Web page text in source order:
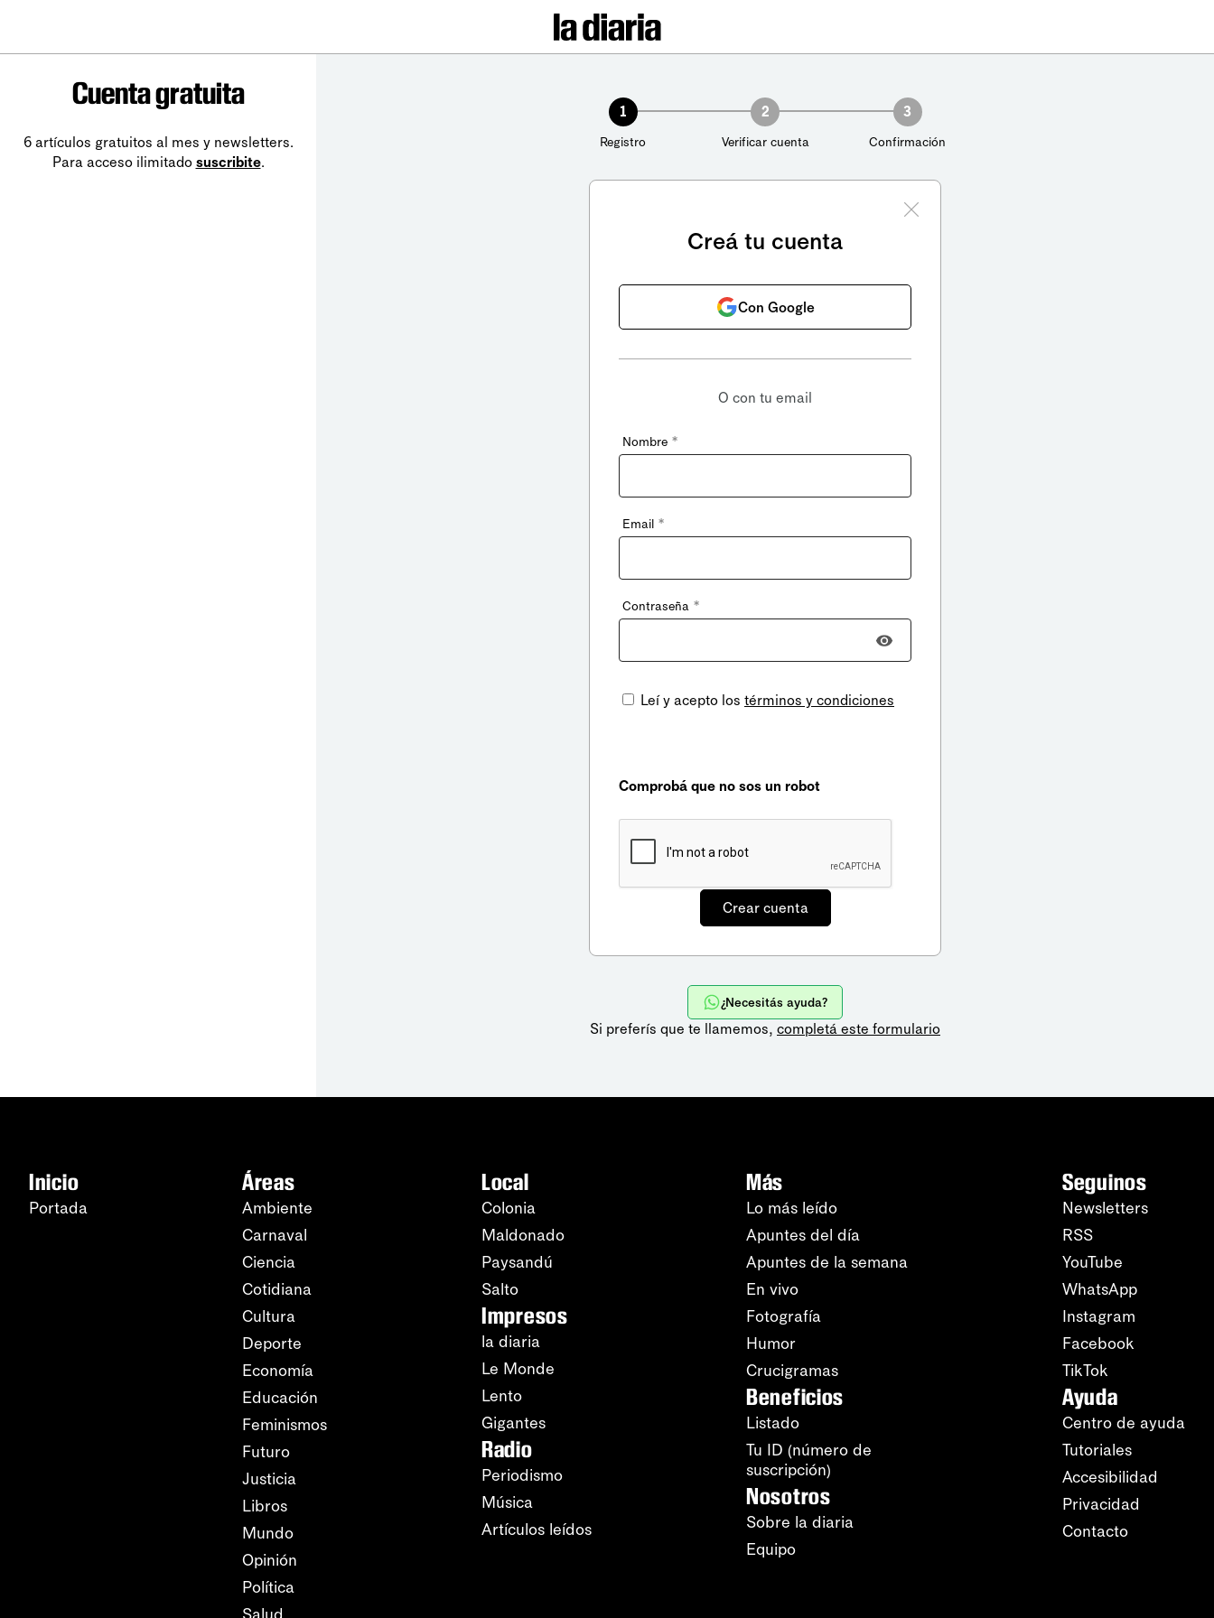
Cuenta gratuita
6 artículos gratuitos al mes y newsletters.
Para acceso ilimitado suscribite.
1
Registro
2
Verificar cuenta
3
Confirmación
Creá tu cuenta
Con Google
O con tu email
Nombre *
Email *
Contraseña *
Leí y acepto los términos y condiciones
Comprobá que no sos un robot
¿Necesitás ayuda?
Si preferís que te llamemos, completá este formulario
Inicio
Portada
Áreas
Ambiente
Carnaval
Ciencia
Cotidiana
Cultura
Deporte
Economía
Educación
Feminismos
Futuro
Justicia
Libros
Mundo
Opinión
Política
Local
Colonia
Maldonado
Paysandú
Salto
Impresos
la diaria
Le Monde
Lento
Gigantes
Radio
Periodismo
Música
Artículos leídos
Más
Lo más leído
Apuntes del día
Apuntes de la semana
En vivo
Fotografía
Humor
Crucigramas
Beneficios
Listado
Tu ID (número de
suscripción)
Nosotros
Sobre la diaria
Equipo
Seguinos
Newsletters
RSS
YouTube
WhatsApp
Instagram
Facebook
TikTok
Ayuda
Centro de ayuda
Tutoriales
Accesibilidad
Privacidad
Contacto